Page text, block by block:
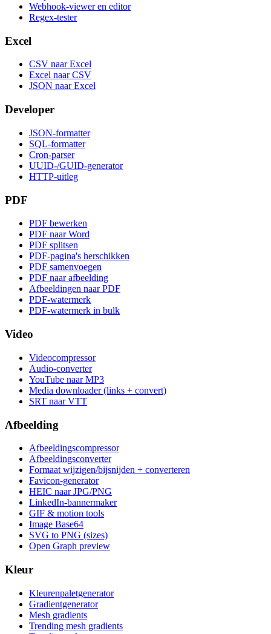
Webhook-viewer en editor
Regex-tester
Excel
CSV naar Excel
Excel naar CSV
JSON naar Excel
Developer
JSON-formatter
SQL-formatter
Cron-parser
UUID-/GUID-generator
HTTP-uitleg
PDF
PDF bewerken
PDF naar Word
PDF splitsen
PDF-pagina's herschikken
PDF samenvoegen
PDF naar afbeelding
Afbeeldingen naar PDF
PDF-watermerk
PDF-watermerk in bulk
Video
Videocompressor
Audio-converter
YouTube naar MP3
Media downloader (links + convert)
SRT naar VTT
Afbeelding
Afbeeldingscompressor
Afbeeldingsconverter
Formaat wijzigen/bijsnijden + converteren
Favicon-generator
HEIC naar JPG/PNG
LinkedIn-bannermaker
GIF & motion tools
Image Base64
SVG to PNG (sizes)
Open Graph preview
Kleur
Kleurenpaletgenerator
Gradientgenerator
Mesh gradients
Trending mesh gradients